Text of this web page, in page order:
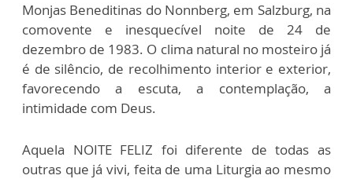
Monjas Beneditinas do Nonnberg, em Salzburg, na
comovente e inesquecível noite de 24 de
dezembro de 1983. O clima natural no mosteiro já
é de silêncio, de recolhimento interior e exterior,
favorecendo a escuta, a contemplação, a
intimidade com Deus.
Aquela NOITE FELIZ foi diferente de todas as
outras que já vivi, feita de uma Liturgia ao mesmo